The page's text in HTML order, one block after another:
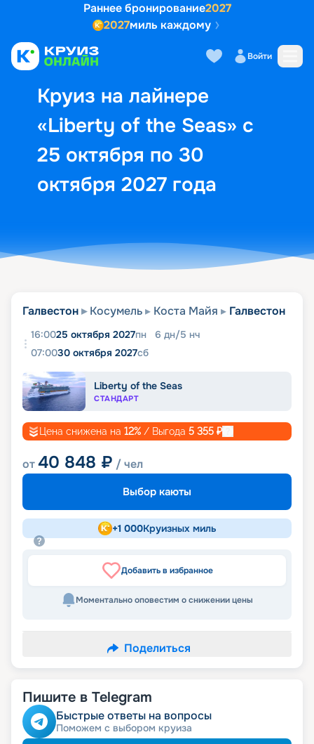
Раннее бронирование2027
2027миль каждому
Войти
Круиз на лайнере
«Liberty of the Seas» с
25 октября по 30
октября 2027 года
Выбор кают Маршрут и
Галвестон Косумель Коста Майя Галвестон
16:0025 октября 2027пн 6 дн/5 нч
07:0030 октября 2027сб
Liberty of the Seas
СТАНДАРТ
Цена снижена на 12% / Выгода 5 355 ₽
от40 848 ₽ / чел
Выбор каюты
+1 000Круизных миль
Добавить в избранное
Моментально оповестим о снижении цены
Поделиться
Пишите в Telegram
Быстрые ответы на вопросы
Поможем с выбором круиза